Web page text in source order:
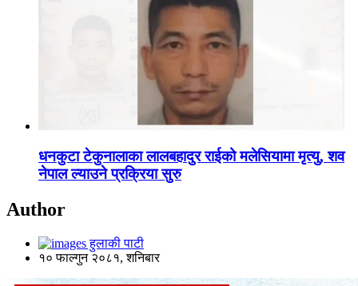
धनकुटा टेकुनालाका लालबहादुर राईको मलेसियामा मृत्यु, शव
नेपाल ल्याउने प्रक्रिया सुरु
Author
हुलाकी पाटी
१० फाल्गुन २०८१, शनिबार